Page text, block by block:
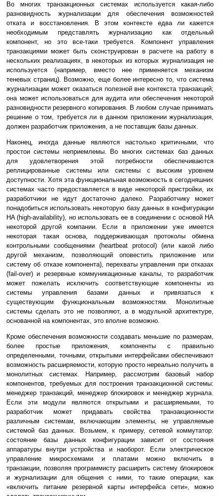
Во многих транзакционных системах используется какая-либо
разновидность журнализации для обеспечения возможностей
отката и восстановления. В этом контексте едва ли кажется
необходимым представлять журнализацию как отдельный
компонент, но это все-таки требуется. Компонент управления
транзакциями может быть сконструирован в расчете на работу в
нескольких реализациях, в некоторых из которых журнализация не
используется (например, вместо нее применяется механизм
теневых страниц). Возможно, еще более интересно то, что система
журнализации может оказаться полезной вне контекста транзакций;
она может использоваться для аудита или обеспечения некоторой
разновидности резервного копирования. В любом случае принимать
решение о том, требуется ли в данном приложении журнализация,
должен разработчик приложения, а не поставщик базы данных.
Наконец, иногда данные являются настолько критичными, что
простои системы неприемлемы. Во многих системах баз данных
для удовлетворения этой потребности обеспечиваются
реплицированные системы или системы с высоким уровнем
доступности. Хотя эта функциональная возможность в сегодняшних
системах часто предоставляется в виде некоторой пристройки, их
разработчики не идут достаточно далеко. Разработчику может
понадобиться использовать некоторую базу данных в конфигурации
HA (high-availability), но использовать ее в соединении с основой HA
некоторой другой компании. Если в приложении уже имеется
некоторая такая основа, поддерживающая протоколы обмена
контрольными сообщениями (heartbeat protocol) (или какой либо
другой механизм, позволяющий оповестить приложение или
систему об отказе компонента), перехваты управления при отказах
(fail-over) и резервные коммуникационные каналы, то разработчик
может пожелать исключить соответствующие компоненты из
системы управления базами данных и привязаться к
существующим функциональным возможностям. Монолитные
системы сделать это не позволяют, а в модульной архитектуре,
основанной на компонентах, это вполне возможно.
Кроме обеспечения возможности создавать меньшие по размерам,
более простые приложения, компоненты с правильно
определенными, точными, открытыми интерфейсами обеспечивают
возможность расширяемости, которую просто нереально получить в
монолитных системах. Например, рассмотрим базовый набор
компонентов, требуемых для построения транзакционной системы:
менеджер транзакций, менеджер блокировок и менеджер журнала.
Если эти модули являются открытыми и расширяемыми, то
разработчик может придавать свойства транзакционности
различным системам, включающим элементы, не управляемые
системой баз данных. Возьмем, к примеру, сетевой коммутатор:
состояние базы данных конфигурации зависит от состояния
аппаратуры внутри устройства и наоборот. Если электрическое
управление микросхемами и платами можно включить в
транзакции, позволяя программисту расширить систему блокировок
и журнализации для общения с ними, то такие операции, как
«включить питание резервной карты интерфейса сети», можно